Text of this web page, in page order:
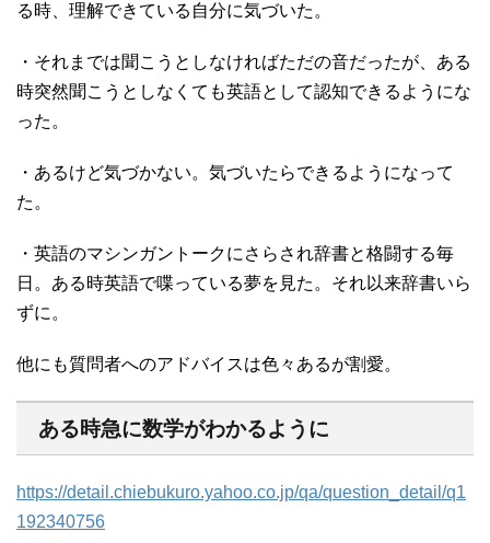
る時、理解できている自分に気づいた。
・それまでは聞こうとしなければただの音だったが、ある
時突然聞こうとしなくても英語として認知できるようにな
った。
・あるけど気づかない。気づいたらできるようになって
た。
・英語のマシンガントークにさらされ辞書と格闘する毎
日。ある時英語で喋っている夢を見た。それ以来辞書いら
ずに。
他にも質問者へのアドバイスは色々あるが割愛。
ある時急に数学がわかるように
https://detail.chiebukuro.yahoo.co.jp/qa/question_detail/q1
192340756